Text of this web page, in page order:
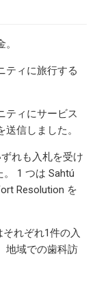
ティに旅行する
ティにサービス
信しました。
れも入札を受け
1 つは Sahtú
Resolution を
れぞれ1件の入
地域での歯科訪